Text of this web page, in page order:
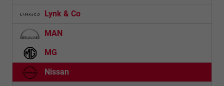
Lynk & Co
MAN
MG
Nissan